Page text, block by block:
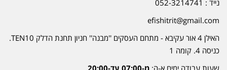
נייד : 052-3214741
efishitrit@gmail.com
האילן 4 אור עקיבא - מתחם העסקים ''מבנה'' חניון תחנת הדלק TEN10.
כניסה 4. קומה 1
שעות עבודה ימים א-ה: מ-07:00 עד-20:00